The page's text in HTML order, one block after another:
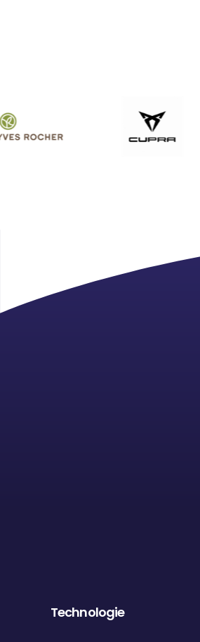
Technologie